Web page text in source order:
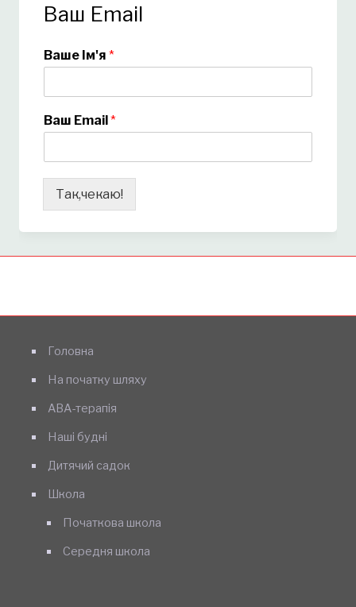
Ваш Email
Ваше Ім'я *
Ваш Email*
Так,чекаю!
Головна
На початку шляху
АВА-терапія
Наші будні
Дитячий садок
Школа
Початкова школа
Середня школа